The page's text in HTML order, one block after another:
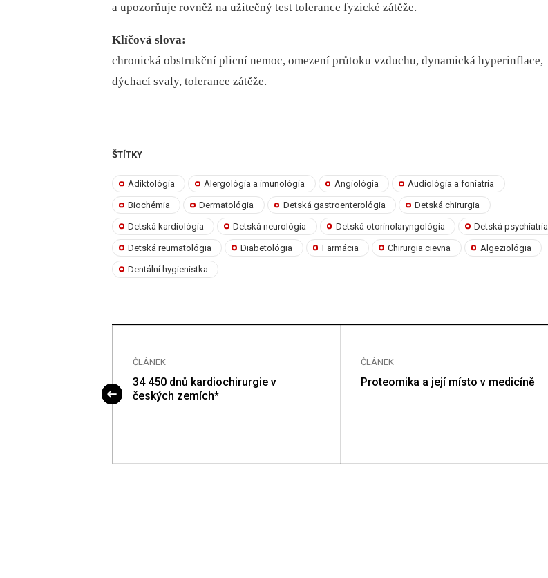
a upozorňuje rovněž na užitečný test tolerance fyzické zátěže.
Klíčová slova:
chronická obstrukční plicní nemoc, omezení průtoku vzduchu, dynamická hyperinflace,
dýchací svaly, tolerance zátěže.
ŠTÍTKY
Adiktológia Alergológia a imunológia Angiológia Audiológia a foniatria
Biochémia Dermatológia Detská gastroenterológia Detská chirurgia
Detská kardiológia Detská neurológia Detská otorinolaryngológia Detská psychiatria
Detská reumatológia Diabetológia Farmácia Chirurgia cievna Algeziológia
Dentální hygienistka
ČLÁNEK
34 450 dnů kardiochirurgie v
českých zemích*
ČLÁNEK
Proteomika a její místo v medicíně